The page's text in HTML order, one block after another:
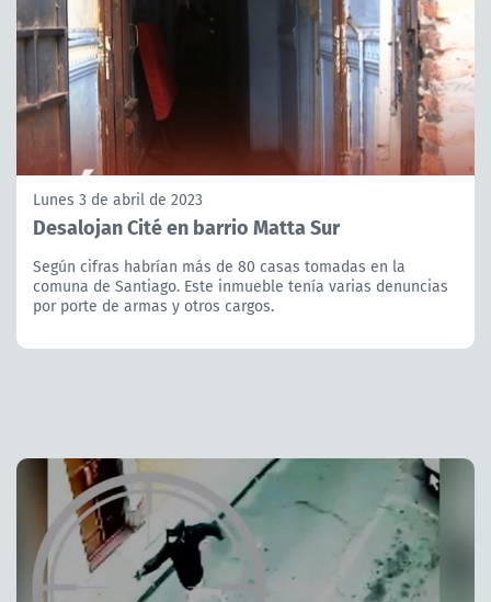
Lunes 3 de abril de 2023
Desalojan Cité en barrio Matta Sur
Según cifras habrían más de 80 casas tomadas en la
comuna de Santiago. Este inmueble tenía varias denuncias
por porte de armas y otros cargos.